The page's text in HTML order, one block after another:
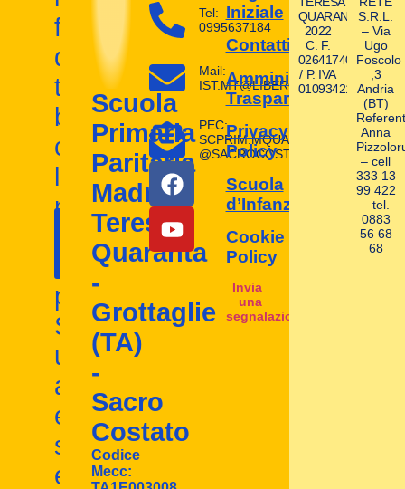
Contattaci
ora!
futuro
dei
tuoi
bambini
con
la
nostra
scuola
d'infanzia
paritaria.
Scopri
un
ambiente
educativo
stimolante
e
I nostri
contatti
Scuola
Primaria
Paritaria
Madre
Teresa
Quaranta
-
Grottaglie
(TA)
-
Sacro
Costato
Codice
Mecc:
Tel:
0995637184
Mail:
IST.MT@LIBERO.IT
PEC:
@SACROCOSTATO.LEGALMAIL.IT
Iniziale
Contatti
Amministrazione
Trasparente
Privacy
Policy
Scuola
d’Infanzia
Cookie
Policy
Invia
una
segnalazione
QUARANTA
2022
C. F.
02641740580
/ P. IVA
01093421004
S.R.L.
– Via
Ugo
Foscolo
,3
Andria
(BT)
Anna
– cell
333 13
99 422
– tel.
0883
56 68
68